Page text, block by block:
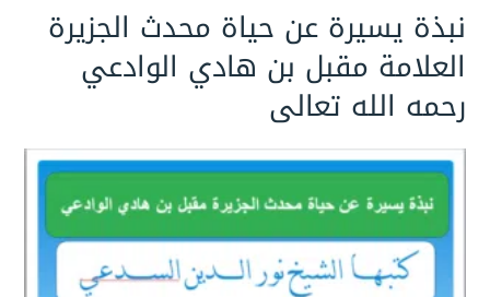
نبذة يسيرة عن حياة محدث الجزيرة
العلامة مقبل بن هادي الوادعي
رحمه الله تعالى